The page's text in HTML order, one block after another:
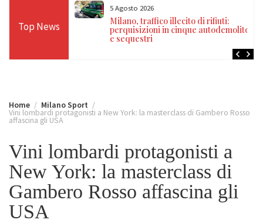
Top News
illecito di rifiuti:
cinque autodemolitori
5 Agosto 2026
Milano, furto in un’edicola del
due arrestati, sequestrato un
dispositivo jammer
Home Milano Sport
Vini lombardi protagonisti a New York: la masterclass di Gambero Rosso
affascina gli USA
Vini lombardi protagonisti a
New York: la masterclass di
Gambero Rosso affascina gli
USA